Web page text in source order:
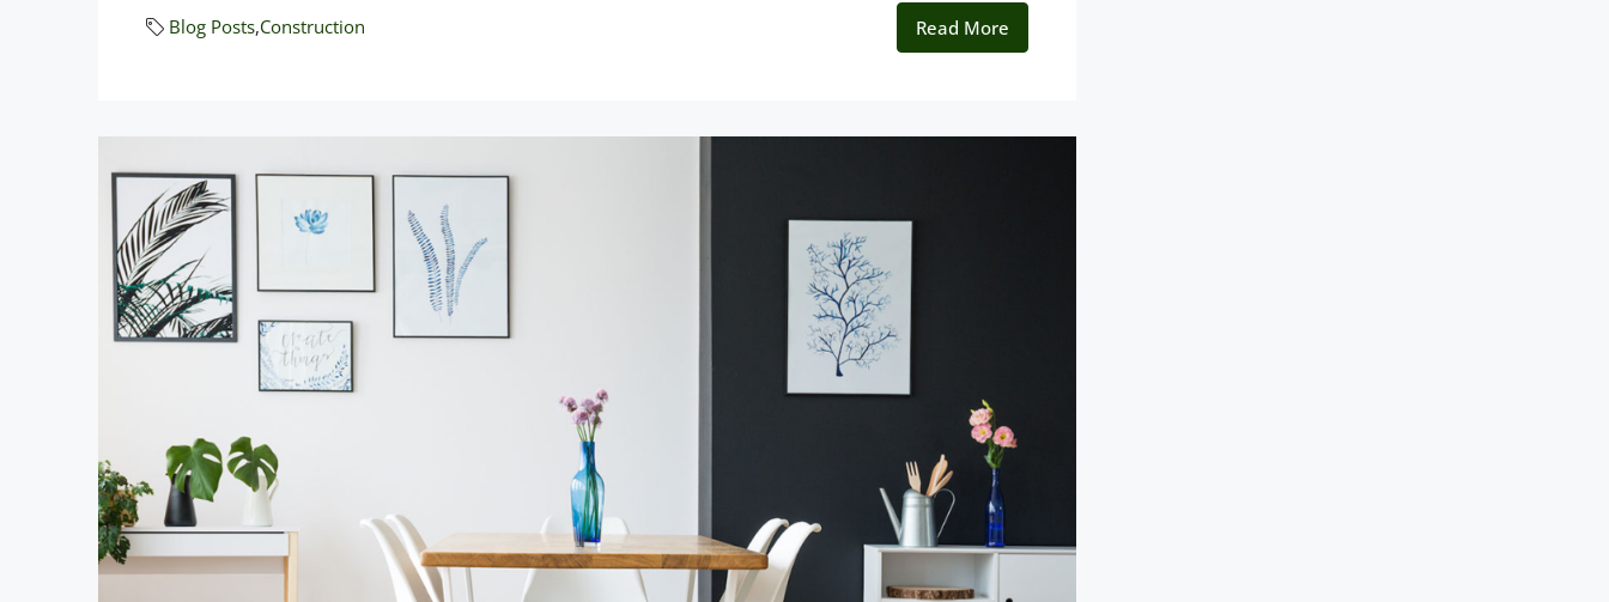
Blog Posts,Construction Read More